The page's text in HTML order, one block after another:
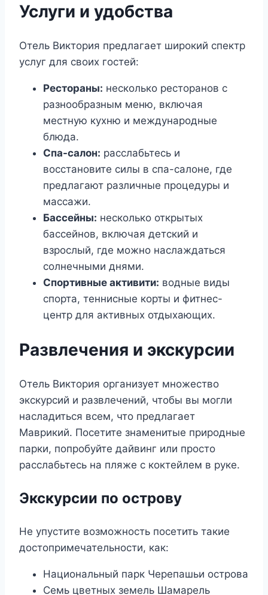
Услуги и удобства
Отель Виктория предлагает широкий спектр
услуг для своих гостей:
Рестораны: несколько ресторанов с
разнообразным меню, включая
местную кухню и международные
блюда.
Спа-салон: расслабьтесь и
восстановите силы в спа-салоне, где
предлагают различные процедуры и
массажи.
Бассейны: несколько открытых
бассейнов, включая детский и
взрослый, где можно наслаждаться
солнечными днями.
Спортивные активити: водные виды
спорта, теннисные корты и фитнес-
центр для активных отдыхающих.
Развлечения и экскурсии
Отель Виктория организует множество
экскурсий и развлечений, чтобы вы могли
насладиться всем, что предлагает
Маврикий. Посетите знаменитые природные
парки, попробуйте дайвинг или просто
расслабьтесь на пляже с коктейлем в руке.
Экскурсии по острову
Не упустите возможность посетить такие
достопримечательности, как:
Национальный парк Черепашьи острова
Семь цветных земель Шамарель